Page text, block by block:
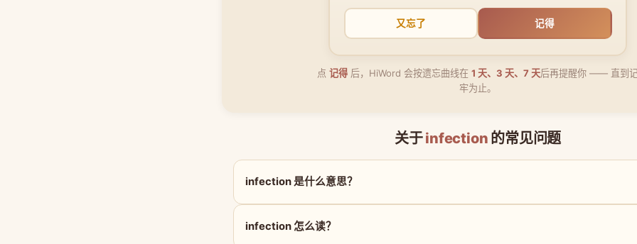
又忘了 记得
点 记得 后，HiWord 会按遗忘曲线在 1 天、3 天、7 天后再提醒你 —— 直到
牢为止。
关于infection 的常见问题
infection 是什么意思？
infection 怎么读？